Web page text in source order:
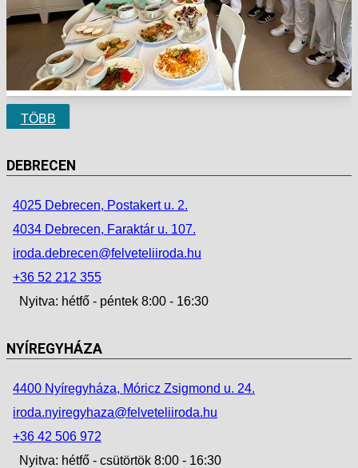
TÖBB
DEBRECEN
4025 Debrecen, Postakert u. 2.
4034 Debrecen, Faraktár u. 107.
iroda.debrecen@felveteliiroda.hu
+36 52 212 355
Nyitva: hétfő - péntek 8:00 - 16:30
NYÍREGYHÁZA
4400 Nyíregyháza, Móricz Zsigmond u. 24.
iroda.nyiregyhaza@felveteliiroda.hu
+36 42 506 972
Nyitva: hétfő - csütörtök 8:00 - 16:30